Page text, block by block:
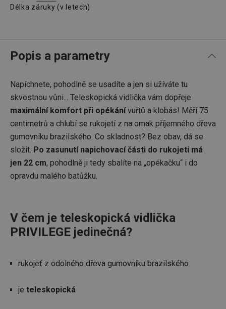
Délka záruky (v letech)
Popis a parametry
Napíchnete, pohodlně se usadíte a jen si užíváte tu
skvostnou vůni... Teleskopická vidlička vám dopřeje
maximální komfort při opékánívuřtů a klobás! Měří 75
centimetrů a chlubí se rukojetí z na omak příjemného dřeva
gumovníku brazilského. Co skladnost? Bez obav, dá se
složit. Po zasunutí napichovací části do rukojeti má
jen 22 cm, pohodlně ji tedy sbalíte na „opékačku“ i do
opravdu malého batůžku.
V čem je teleskopická vidlička
PRIVILEGE jedinečná?
rukojeť z odolného dřeva gumovníku brazilského
je teleskopická